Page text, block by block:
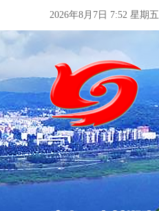
2026年8月7日 7:52 星期五